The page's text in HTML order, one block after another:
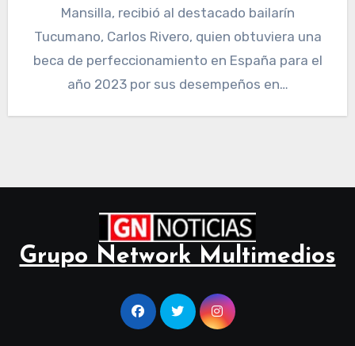
Mansilla, recibió al destacado bailarín
Tucumano, Carlos Rivero, quien obtuviera una
beca de perfeccionamiento en España para el
año 2023 por sus desempeños en…
Grupo Network Multimedios